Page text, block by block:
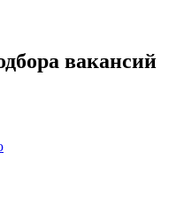
вакансий